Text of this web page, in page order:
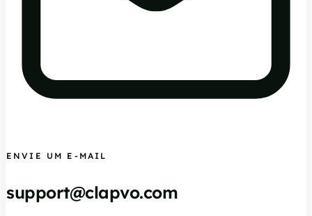
ENVIE UM E-MAIL
support@clapvo.com